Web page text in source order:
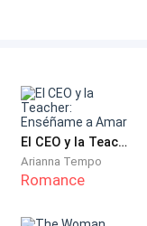
El CEO y la Teacher: Enséñame a Amar
Arianna Tempo
Romance